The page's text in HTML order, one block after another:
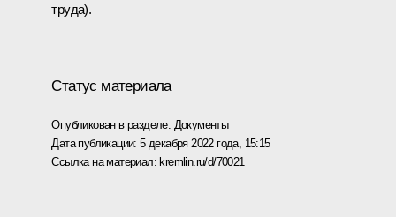
труда).
Статус материала
Опубликован в разделе: Документы
Дата публикации:5 декабря 2022 года, 15:15
Ссылка на материал: kremlin.ru/d/70021